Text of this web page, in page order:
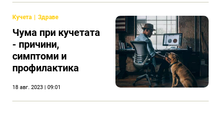
Кучета Здраве
Чума при кучетата
- причини,
симптоми и
профилактика
18 авг. 2023 | 09:01